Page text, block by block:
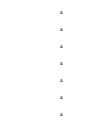
.
.
.
.
.
.
.